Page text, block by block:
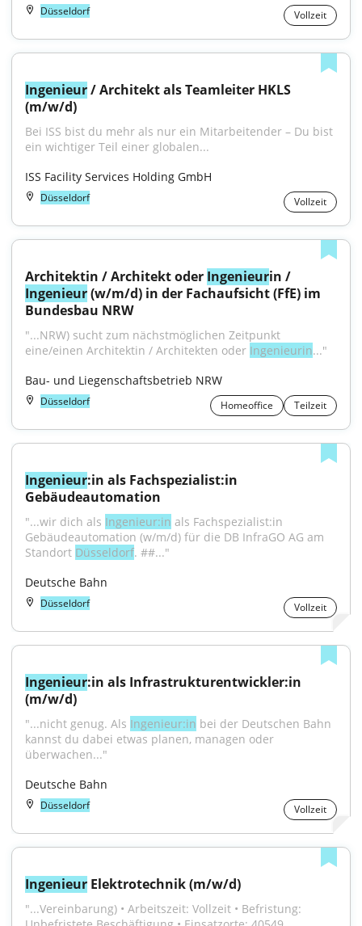
Düsseldorf Vollzeit
Ingenieur / Architekt als Teamleiter HKLS
(m/w/d)
Bei ISS bist du mehr als nur ein Mitarbeitender – Du bist
ein wichtiger Teil einer globalen...
ISS Facility Services Holding GmbH
Düsseldorf Vollzeit
Architektin / Architekt oder Ingenieur
Ingenieur (w/m/d) in der Fachaufsicht (FfE) im
Bundesbau NRW
"...NRW) sucht zum nächst­möglichen Zeitpunkt
eine/einen Architektin / Architekten oder Ingenieurin..."
Bau- und Liegenschaftsbetrieb NRW
Düsseldorf Homeoffice Teilzeit
Ingenieur:in als Fachspezialist:in
Gebäudeautomation
"...wir dich als Ingenieur:in als Fachspezialist:in
Gebäudeautomation (w/m/d) für die DB InfraGO AG am
Standort Düsseldorf. ##..."
Deutsche Bahn
Düsseldorf Vollzeit
Ingenieur:in als Infrastrukturentwickler:in
(m/w/d)
"...nicht genug. Als Ingenieur:in bei der Deutschen Bahn
kannst du dabei etwas planen, managen oder
überwachen..."
Deutsche Bahn
Düsseldorf Vollzeit
Ingenieur Elektrotechnik (m/w/d)
"...Vereinbarung) • Arbeitszeit: Vollzeit • Befristung: